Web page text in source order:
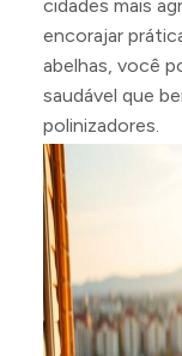
cidades mais
encorajar
abelhas, você
saudável que
polinizadores.